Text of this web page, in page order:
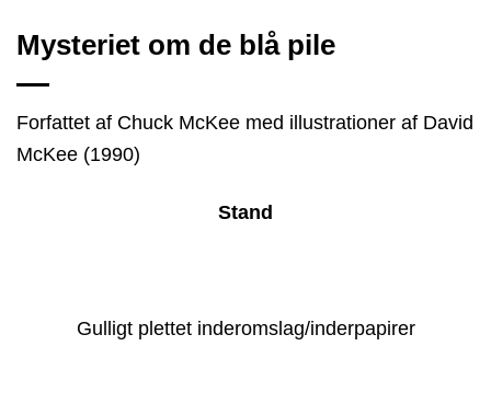
Mysteriet om de blå pile
Forfattet af Chuck McKee med illustrationer af David
McKee (1990)
Stand
Gulligt plettet inderomslag/inderpapirer